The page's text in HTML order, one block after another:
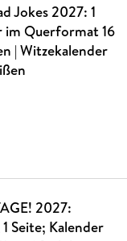
Jokes 2027: 1
im Querformat 16
| Witzekalender
2027:
Seite; Kalender